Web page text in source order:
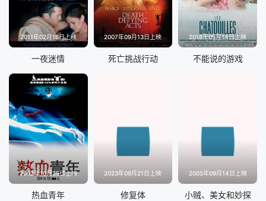
2011年02月16日上映
一夜迷情
2007年09月13日上映
死亡挑战行动
2018年05月14日上映
不能说的游戏
2002年10月25日上映
热血青年
2023年09月21日上映
修复体
2005年09月14日上映
小贼、美女和妙探